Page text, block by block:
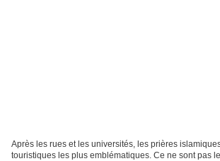
Après les rues et les universités, les prières
touristiques les plus emblématiques. Ce ne sont pas